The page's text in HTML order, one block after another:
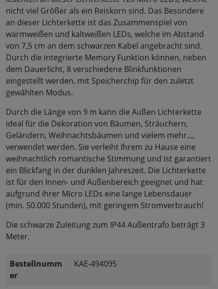
nicht viel Größer als ein Reiskorn sind. Das Besondere
an dieser Lichterkette ist das Zusammenspiel von
warmweißen und kaltweißen LEDs, welche im Abstand
von 7,5 cm an dem schwarzen Kabel angebracht sind.
Durch die integrierte Memory Funktion können, neben
dem Dauerlicht, 8 verschiedene Blinkfunktionen
eingestellt werden, mit Speicherchip für den zuletzt
gewählten Modus.
Durch die Länge von 9 m kann die Außen Lichterkette
ideal für die Dekoration von Bäumen, Sträuchern,
Geländern, Weihnachtsbäumen und vielem mehr...,
verwendet werden. Sie verleiht Ihrem zu Hause eine
weihnachtlich romantische Stimmung und ist garantiert
ein Blickfang in der dunklen Jahreszeit. Die Lichterkette
ist für den Innen- und Außenbereich geeignet und hat
aufgrund ihrer Micro LEDs eine lange Lebensdauer
(min. 50.000 Stunden), mit geringem Stromverbrauch!
Die schwarze Zuleitung zum IP44 Außentrafo beträgt 3
Meter.
Bestellnumm
er
KAE-494095